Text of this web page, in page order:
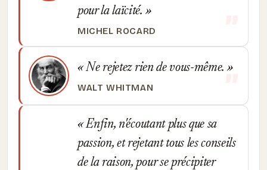
pour la laïcité.
MICHEL ROCARD
Ne rejetez rien de vous-même.
WALT WHITMAN
Enfin, n'écoutant plus que sa
passion, et rejetant tous les conseils
de la raison, pour se précipiter